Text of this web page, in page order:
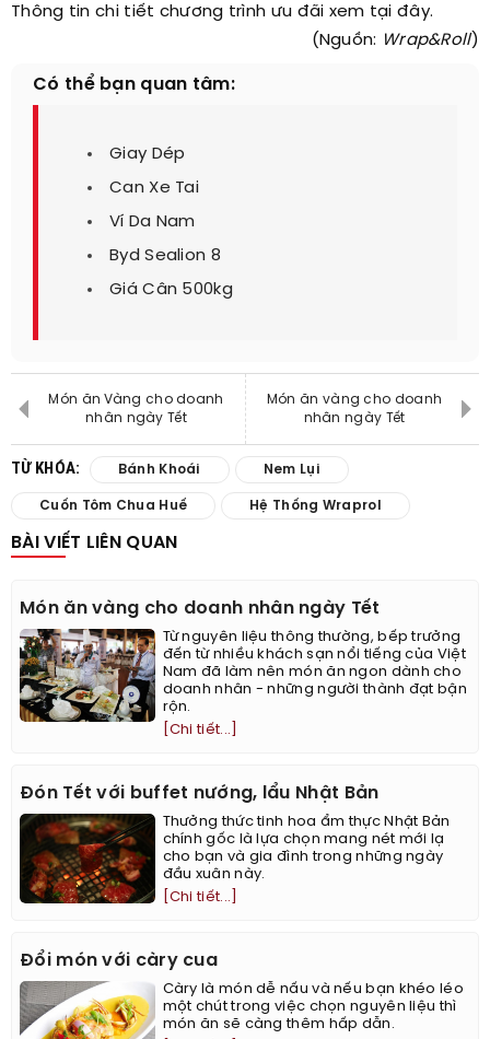
Thông tin chi tiết chương trình ưu đãi xem tại đây.
(Nguồn: Wrap&Roll)
Có thể bạn quan tâm:
Giay Dép
Can Xe Tai
Ví Da Nam
Byd Sealion 8
Giá Cân 500kg
Món ăn Vàng cho doanh
nhân ngày Tết
Món ăn vàng cho doanh
nhân ngày Tết
TỪ KHÓA: Bánh Khoái Nem Lụi
Cuốn Tôm Chua Huế Hệ Thống Wraprol
BÀI VIẾT LIÊN QUAN
Món ăn vàng cho doanh nhân ngày Tết
Từ nguyên liệu thông thường, bếp trưởng
đến từ nhiều khách sạn nổi tiếng của Việt
Nam đã làm nên món ăn ngon dành cho
doanh nhân - những người thành đạt bận
rộn.
[Chi tiết...]
Đón Tết với buffet nướng, lẩu Nhật Bản
Thưởng thức tinh hoa ẩm thực Nhật Bản
chính gốc là lựa chọn mang nét mới lạ
cho bạn và gia đình trong những ngày
đầu xuân này.
[Chi tiết...]
Đổi món với càry cua
Càry là món dễ nấu và nếu bạn khéo léo
một chút trong việc chọn nguyên liệu thì
món ăn sẽ càng thêm hấp dẫn.